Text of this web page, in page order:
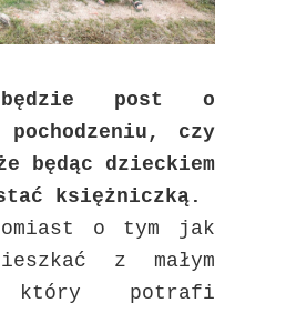
post o
pochodzeniu, czy
będąc dzieckiem
księżniczką.
o tym jak
z małym
który potrafi